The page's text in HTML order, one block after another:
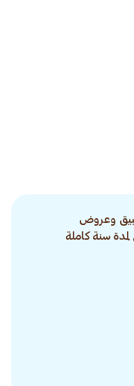
وعروض
سنة كاملة